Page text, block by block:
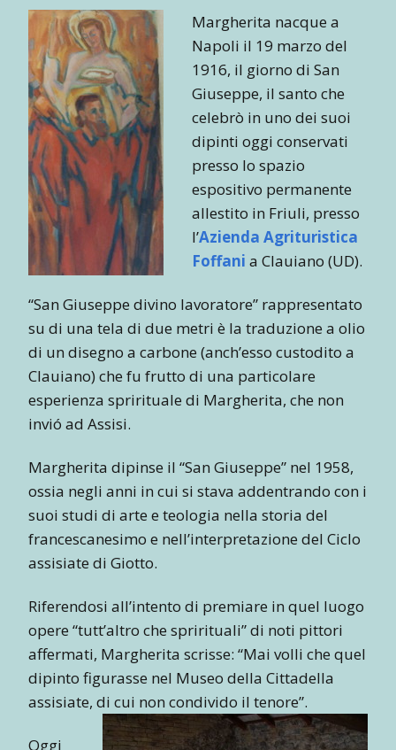
Margherita nacque a
Napoli il 19 marzo del
1916, il giorno di San
Giuseppe, il santo che
celebrò in uno dei suoi
dipinti oggi conservati
presso lo spazio
espositivo permanente
allestito in Friuli, presso
l’Azienda Agrituristica
Foffani a Clauiano (UD).
“San Giuseppe divino lavoratore” rappresentato
su di una tela di due metri è la traduzione a olio
di un disegno a carbone (anch’esso custodito a
Clauiano) che fu frutto di una particolare
esperienza sprirituale di Margherita, che non
invió ad Assisi.
Margherita dipinse il “San Giuseppe” nel 1958,
ossia negli anni in cui si stava addentrando con i
suoi studi di arte e teologia nella storia del
francescanesimo e nell’interpretazione del Ciclo
assisiate di Giotto.
Riferendosi all’intento di premiare in quel luogo
opere “tutt’altro che sprirituali” di noti pittori
affermati, Margherita scrisse: “Mai volli che quel
dipinto figurasse nel Museo della Cittadella
assisiate, di cui non condivido il tenore”.
Oggi